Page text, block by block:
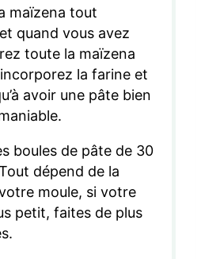
maïzena tout
quand vous avez
toute la maïzena
la farine et
avoir une pâte bien
boules de pâte de 30
dépend de la
moule, si votre
petit, faites de plus